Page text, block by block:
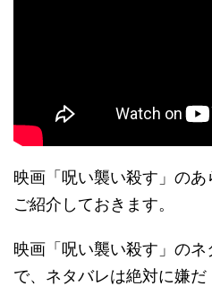
映画「呪い襲い殺す」の
ご紹介しておきます。
映画「呪い襲い殺す」の
で、ネタバレは絶対に嫌だ